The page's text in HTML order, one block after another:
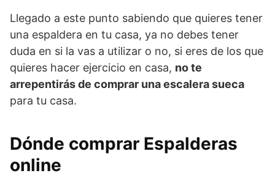
Llegado a este punto sabiendo que quieres tener
una espaldera en tu casa, ya no debes tener
duda en si la vas a utilizar o no, si eres de los que
quieres hacer ejercicio en casa, no te
arrepentirás de comprar una escalera sueca
para tu casa.
Dónde comprar Espalderas
online